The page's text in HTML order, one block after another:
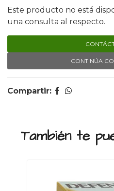
Este producto no está
una consulta al respecto.
CONTINÚA
Compartir:
También te